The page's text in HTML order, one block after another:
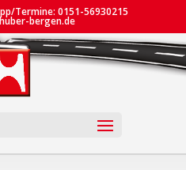
Termine: 0151-56930215
bergen.de